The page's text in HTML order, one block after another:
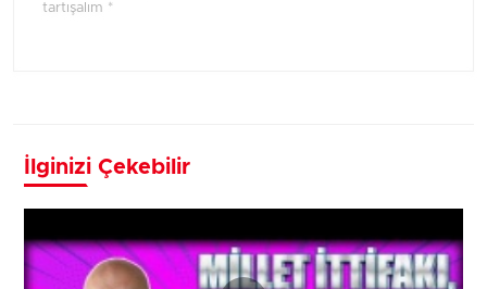
tartışalım *
İlginizi Çekebilir